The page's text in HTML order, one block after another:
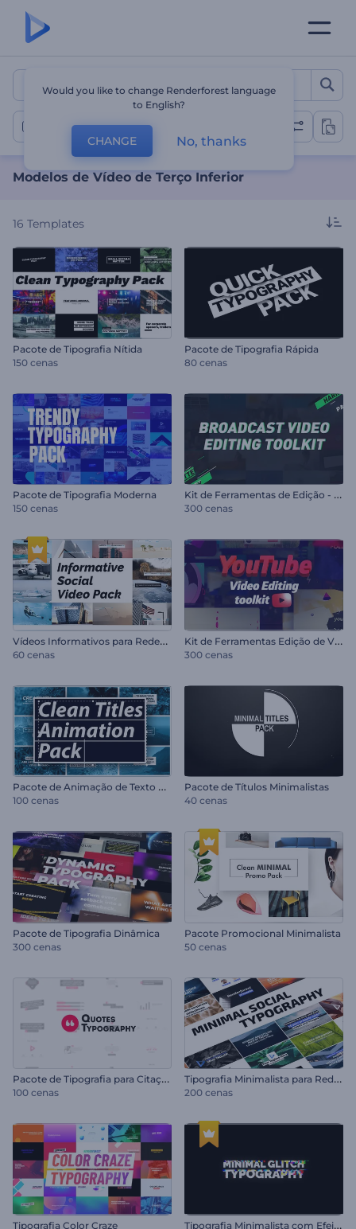
Modelos de Vídeo de
Vídeos de Terço Inferior
Modelos de Vídeo de Terço Inferior
16 Templates
Pacote de Tipografia Nítida
150 cenas
Pacote de Tipografia Rápida
80 cenas
Pacote de Tipografia Moderna
150 cenas
K
it de Ferramentas de Edição - Vídeos Broadcast
300 cenas
V
ídeos Informativos para Redes Sociais
60 cenas
K
it de Ferramentas Edição de Vídeo YouTube
300 cenas
P
acote de Animação de Texto Clean
100 cenas
Pacote de Títulos Minimalistas
40 cenas
Pacote de Tipografia Dinâmica
300 cenas
Pacote Promocional Minimalista
50 cenas
P
acote de Tipografia para Citações
100 cenas
T
ipografia Minimalista para Redes Sociais
200 cenas
Tipografia Color Craze
T
ipografia Minimalista com Efeito Glitch
Would you like to change Renderforest language
to English?
CHANGE No, thanks